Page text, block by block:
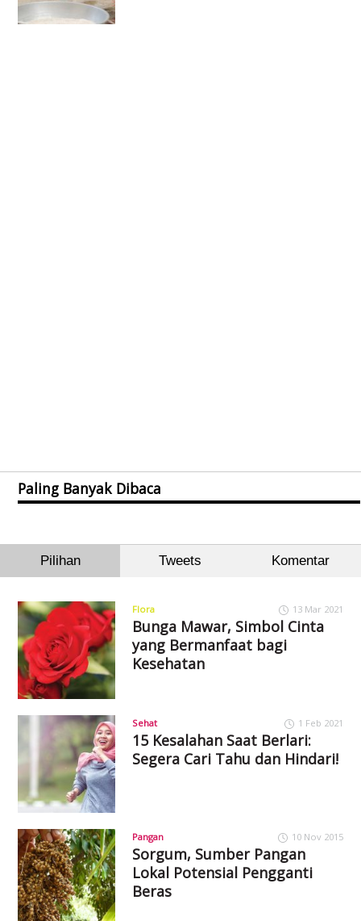
Paling Banyak Dibaca
Pilihan Tweets Komentar
Flora 13 Mar 2021
Bunga Mawar, Simbol Cinta
yang Bermanfaat bagi
Kesehatan
Sehat 1 Feb 2021
15 Kesalahan Saat Berlari:
Segera Cari Tahu dan Hindari!
Pangan 10 Nov 2015
Sorgum, Sumber Pangan
Lokal Potensial Pengganti
Beras